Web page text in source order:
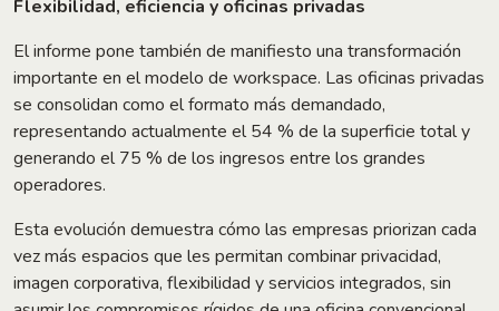
Flexibilidad, eficiencia y oficinas privadas
El informe pone también de manifiesto una transformación
importante en el modelo de workspace. Las oficinas privadas
se consolidan como el formato más demandado,
representando actualmente el 54 % de la superficie total y
generando el 75 % de los ingresos entre los grandes
operadores.
Esta evolución demuestra cómo las empresas priorizan cada
vez más espacios que les permitan combinar privacidad,
imagen corporativa, flexibilidad y servicios integrados, sin